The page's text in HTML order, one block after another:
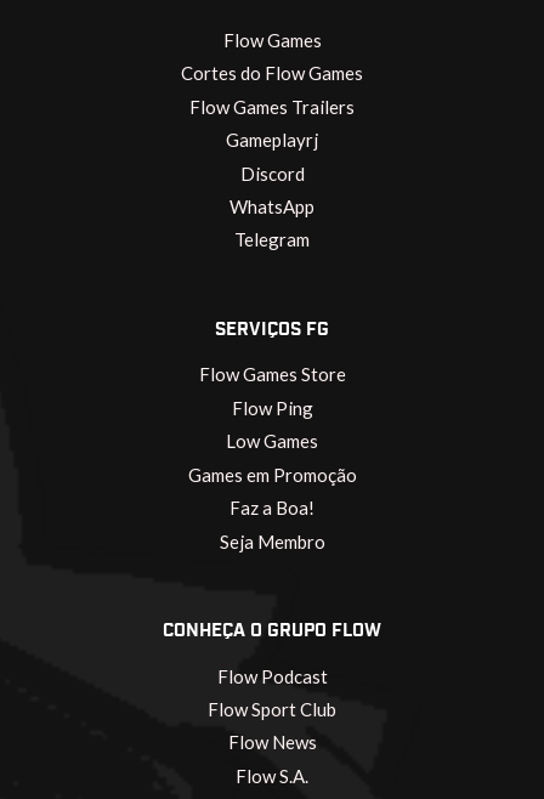
Flow Games
Cortes do Flow Games
Flow Games Trailers
Gameplayrj
Discord
WhatsApp
Telegram
SERVIÇOS FG
Flow Games Store
Flow Ping
Low Games
Games em Promoção
Faz a Boa!
Seja Membro
CONHEÇA O GRUPO FLOW
Flow Podcast
Flow Sport Club
Flow News
Flow S.A.